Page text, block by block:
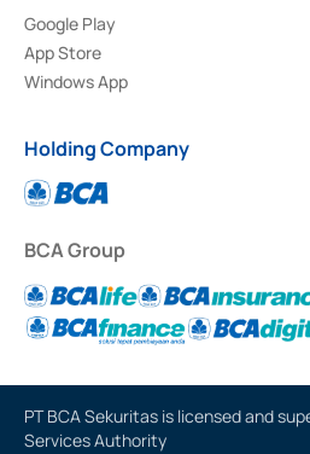
Google Play
App Store
Windows App
Holding Company
BCA Group
PT BCA Sekuritas is licensed and
Services Authority